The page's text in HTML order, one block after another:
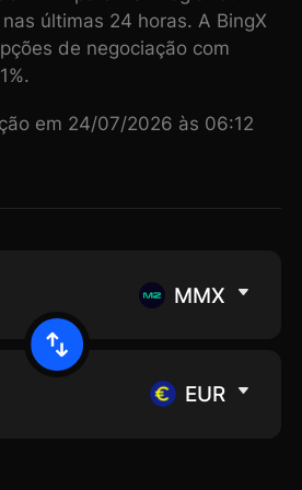
últimas 24 horas. A BingX
de negociação com
em 24/07/2026 às 06:12
MMX
EUR